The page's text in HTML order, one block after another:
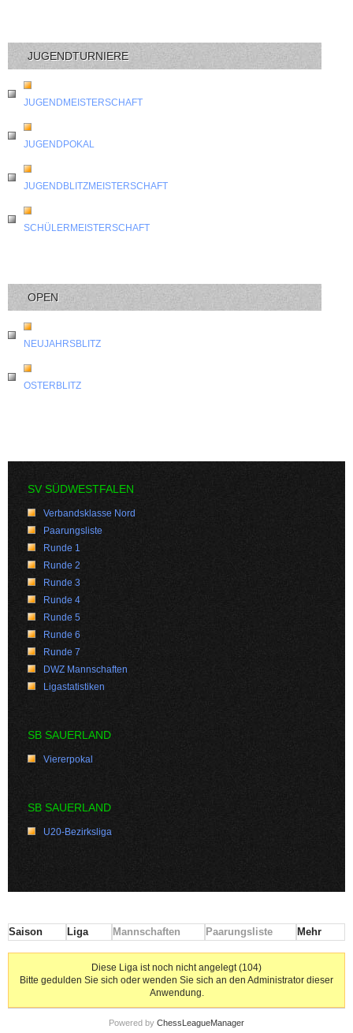
JUGENDTURNIERE
JUGENDMEISTERSCHAFT
JUGENDPOKAL
JUGENDBLITZMEISTERSCHAFT
SCHÜLERMEISTERSCHAFT
OPEN
NEUJAHRSBLITZ
OSTERBLITZ
SV SÜDWESTFALEN
Verbandsklasse Nord
Paarungsliste
Runde 1
Runde 2
Runde 3
Runde 4
Runde 5
Runde 6
Runde 7
DWZ Mannschaften
Ligastatistiken
SB SAUERLAND
Viererpokal
SB SAUERLAND
U20-Bezirksliga
Saison Liga Mannschaften Paarungsliste Mehr
Diese Liga ist noch nicht angelegt (104)
Bitte gedulden Sie sich oder wenden Sie sich an den Administrator dieser
Anwendung.
Powered by ChessLeagueManager